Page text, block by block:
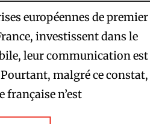
européennes de premier
investissent dans le
leur communication est
malgré ce constat,
française n’est